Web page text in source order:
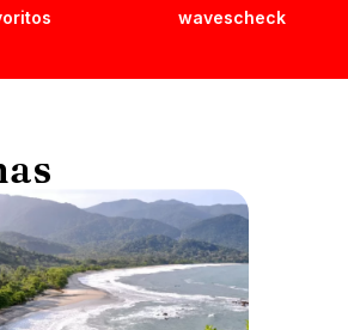
wavescheck